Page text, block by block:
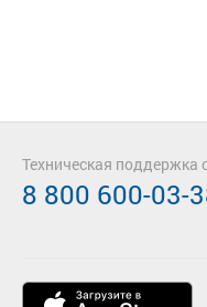
Техническая поддержка
8 800 600-03-